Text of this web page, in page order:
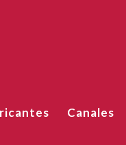
Canales